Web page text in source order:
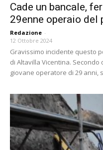
Cade un bancale,
29enne operaio del
Redazione -
12 Ottobre 2024
Gravissimo incidente questo
di Altavilla Vicentina.
giovane operatore di 29 anni,